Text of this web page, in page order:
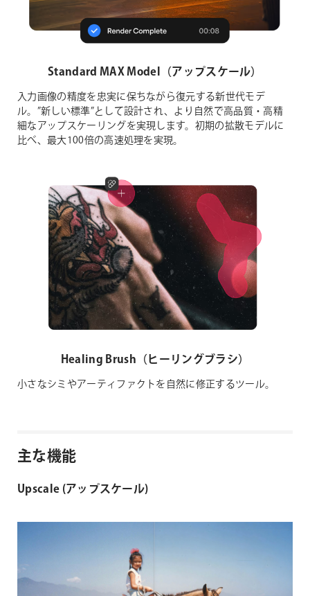
Standard MAX Model（アップスケール）
入力画像の精度を忠実に保ちながら復元する新世代モデ
ル。”新しい標準”として設計され、より自然で高品質・高精
細なアップスケーリングを実現します。初期の拡散モデルに
比べ、最大100倍の高速処理を実現。
Healing Brush（ヒーリングブラシ）
小さなシミやアーティファクトを自然に修正するツール。
主な機能
Upscale (アップスケール)